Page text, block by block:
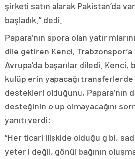
şirketi satın alarak Pakistan’da
başladık.” dedi.
Papara’nın spora olan
dile getiren Kenci, Trabzonspor’a
Avrupa’da başarılar diledi. Kenci,
kulüplerin yapacağı
destekleri olduğunu, Papara’nın
desteğinin olup olmayacağını
yanıtı verdi:
“Her ticari ilişkide olduğu gibi,
yeterli değil, gönül bağının